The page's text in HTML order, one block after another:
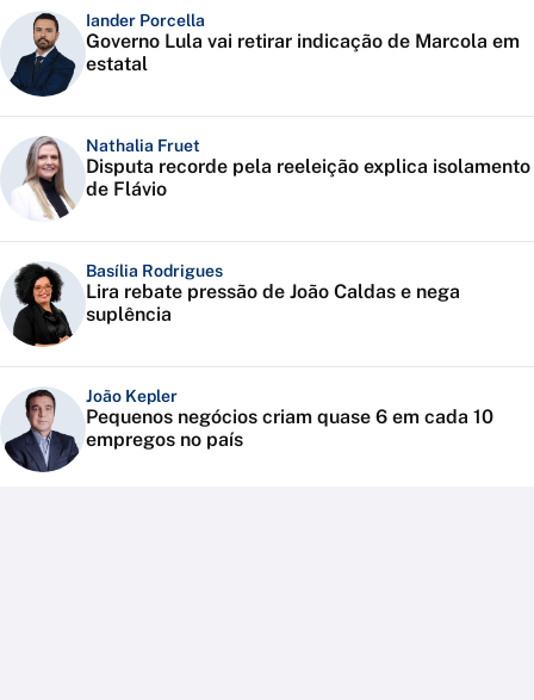
Iander Porcella
Governo Lula vai retirar indicação de Marcola em
estatal
Nathalia Fruet
Disputa recorde pela reeleição explica isolamento
de Flávio
Basília Rodrigues
Lira rebate pressão de João Caldas e nega
suplência
João Kepler
Pequenos negócios criam quase 6 em cada 10
empregos no país